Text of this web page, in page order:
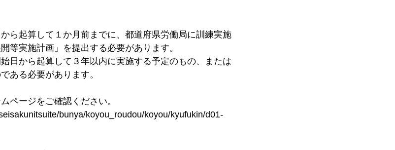
ら起算して１か月前までに、都道府県労働局に訓練実施
等実施計画」を提出する必要があります。
日から起算して３年以内に実施する予定のもの、または
ある必要があります。
ページをご確認ください。
bunya/koyou_roudou/koyou/kyufukin/d01-